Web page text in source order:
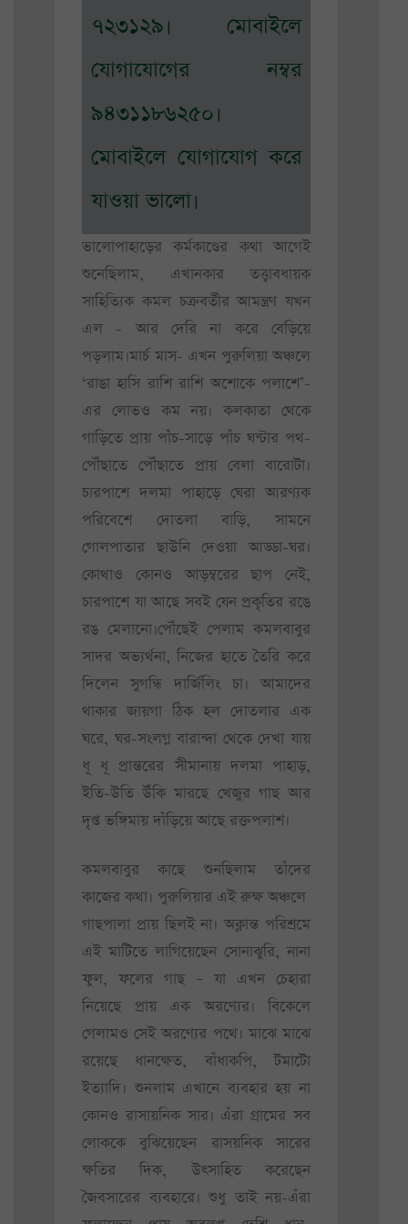
৭২৩১২৯। মোবাইলে
যোগাযোগের নম্বর
৯৪৩১১৮৬২৫০।
মোবাইলে যোগাযোগ করে
যাওয়া ভালো।
ভালোপাহাড়ের কর্মকাণ্ডের কথা আগেই
শুনেছিলাম, এখানকার তত্ত্বাবধায়ক
সাহিত্যিক কমল চক্রবর্তীর আমন্ত্রণ যখন
এল - আর দেরি না করে বেড়িয়ে
পড়লাম।মার্চ মাস- এখন পুরুলিয়া অঞ্চলে
‘রাঙা হাসি রাশি রাশি অশোকে পলাশে’-
এর লোভও কম নয়। কলকাতা থেকে
গাড়িতে প্রায় পাঁচ-সাড়ে পাঁচ ঘন্টার পথ-
পৌঁছাতে পৌঁছাতে প্রায় বেলা বারোটা।
চারপাশে দলমা পাহাড়ে ঘেরা আরণ্যক
পরিবেশে দোতলা বাড়ি, সামনে
গোলপাতার ছাউনি দেওয়া আড্ডা-ঘর।
কোথাও কোনও আড়ম্বরের ছাপ নেই,
চারপাশে যা আছে সবই যেন প্রকৃতির রঙে
রঙ মেলানো।পৌঁছেই পেলাম কমলবাবুর
সাদর অভ্যর্থনা, নিজের হাতে তৈরি করে
দিলেন সুগন্ধি দার্জিলিং চা। আমাদের
থাকার জায়গা ঠিক হল দোতলার এক
ঘরে, ঘর-সংলগ্ন বারান্দা থেকে দেখা যায়
ধূ ধূ প্রান্তরের সীমানায় দলমা পাহাড়,
ইতি-উতি উঁকি মারছে খেজুর গাছ আর
দৃপ্ত ভঙ্গিমায় দাঁড়িয়ে আছে রক্তপলাশ।
কমলবাবুর কাছে শুনছিলাম তাঁদের
কাজের কথা। পুরুলিয়ার এই রুক্ষ অঞ্চলে
গাছপালা প্রায় ছিলই না। অক্লান্ত পরিশ্রমে
এই মাটিতে লাগিয়েছেন সোনাঝুরি, নানা
ফুল, ফলের গাছ – যা এখন চেহারা
নিয়েছে প্রায় এক অরণ্যের। বিকেলে
গেলামও সেই অরণ্যের পথে। মাঝে মাঝে
রয়েছে ধানক্ষেত, বাঁধাকপি, টমাটো
ইত্যাদি। শুনলাম এখানে ব্যবহার হয় না
কোনও রাসায়নিক সার। এঁরা গ্রামের সব
লোককে বুঝিয়েছেন রাসয়নিক সারের
ক্ষতির দিক, উৎসাহিত করেছেন
জৈবসারের ব্যবহারে। শুধু তাই নয়-এঁরা